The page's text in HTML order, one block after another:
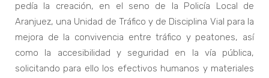
pedía la creación, en el seno de la Policía Local de
Aranjuez, una Unidad de Tráfico y de Disciplina Vial para la
mejora de la convivencia entre tráfico y peatones, así
como la accesibilidad y seguridad en la vía pública,
solicitando para ello los efectivos humanos y materiales